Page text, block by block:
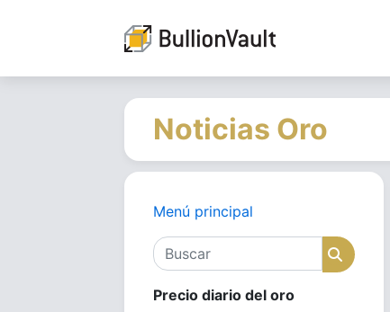
Noticias Oro
Menú principal
Buscar
Buscar
Precio diario del oro